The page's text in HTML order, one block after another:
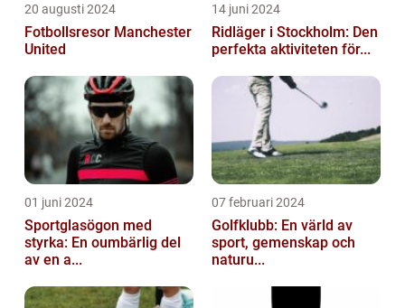
20 augusti 2024
Fotbollsresor Manchester
United
14 juni 2024
Ridläger i Stockholm: Den
perfekta aktiviteten för...
01 juni 2024
Sportglasögon med
styrka: En oumbärlig del
av en a...
07 februari 2024
Golfklubb: En värld av
sport, gemenskap och
naturu...